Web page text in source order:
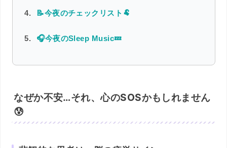
📝今夜のチェックリスト🐏
🎧今夜のSleep Music💤
なぜか不安…それ、心のSOSかもしれません
😰